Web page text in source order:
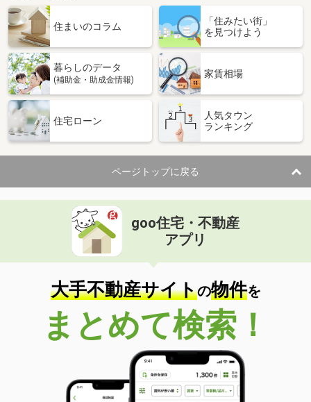
住まいのコラム
「住みたい街」
を見つけよう
暮らしのデータ
(補助金・助成金情報)
家賃相場
住宅ローン
人気タウン
ランキング
ページトップに戻る
goo住宅・不動産
アプリ
大手不動産サイトの物件を
まとめて検索！